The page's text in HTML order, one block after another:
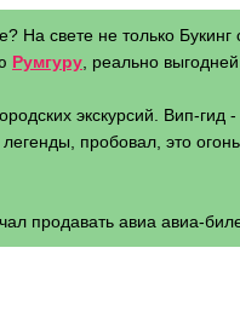
На свете не только Букинг
Румгуру , реально
экскурсий. Вип-
пробовал, это
продавать авиа авиа-